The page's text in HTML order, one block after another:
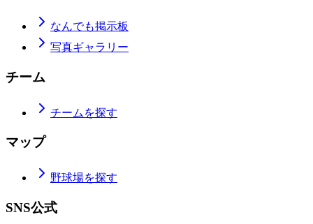
なんでも掲示板
写真ギャラリー
チーム
チームを探す
マップ
野球場を探す
SNS公式